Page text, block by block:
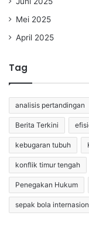
Mei 2025
April 2025
Tag
analisis pertandingan
Berita Terkini
kebugaran tubuh
konflik timur tengah
Penegakan Hukum
sepak bola